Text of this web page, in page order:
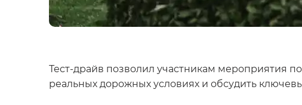
Тест-драйв позволил участникам мероприятия
реальных дорожных условиях и обсудить